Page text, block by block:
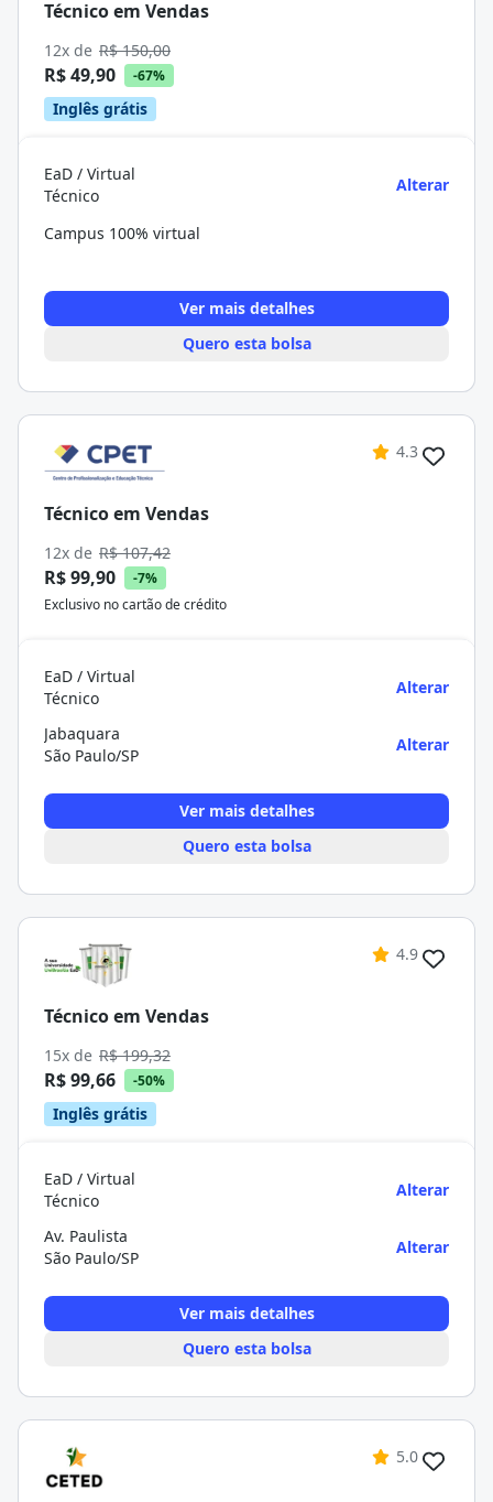
Técnico em Vendas
12x de R$ 150,00
R$ 49,90 -67%
Inglês grátis
EaD / Virtual
Técnico
Alterar
Campus 100% virtual
Ver mais detalhes
Quero esta bolsa
4.3
Técnico em Vendas
12x de R$ 107,42
R$ 99,90
-7%
Exclusivo no cartão de crédito
EaD / Virtual
Técnico
Alterar
Jabaquara
São Paulo/SP
Alterar
Ver mais detalhes
Quero esta bolsa
4.9
Técnico em Vendas
15x de R$ 199,32
R$ 99,66 -50%
Inglês grátis
EaD / Virtual
Técnico
Alterar
Av. Paulista
São Paulo/SP
Alterar
Ver mais detalhes
Quero esta bolsa
5.0